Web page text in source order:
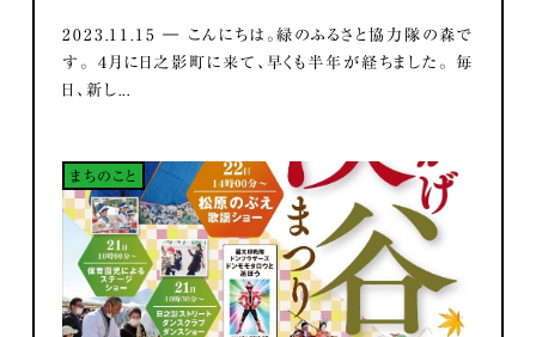
2023.11.15 ― こんにちは。緑のふるさと協力隊の森で
す。 ４月に日之影町に来て、早くも半年が経ちました。 毎
日、新し...
まちのこと